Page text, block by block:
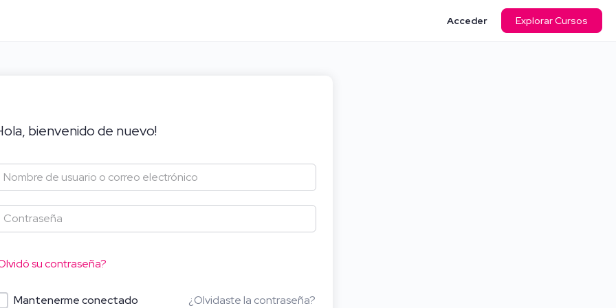
Acceder Explorar Cursos
bienvenido de nuevo!
su contraseña?
Mantenerme conectado ¿Olvidaste la contraseña?